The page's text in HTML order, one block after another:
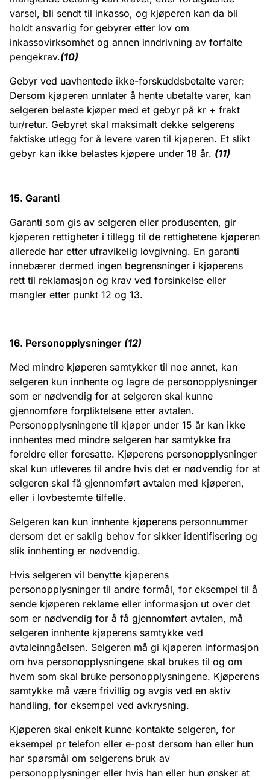
varsel, bli sendt til inkasso, og kjøperen kan da bli
holdt ansvarlig for gebyrer etter lov om
inkassovirksomhet og annen inndrivning av forfalte
pengekrav.(10)
Gebyr ved uavhentede ikke-forskuddsbetalte varer:
Dersom kjøperen unnlater å hente ubetalte varer, kan
selgeren belaste kjøper med et gebyr på kr + frakt
tur/retur. Gebyret skal maksimalt dekke selgerens
faktiske utlegg for å levere varen til kjøperen. Et slikt
gebyr kan ikke belastes kjøpere under 18 år. (11)
15. Garanti
Garanti som gis av selgeren eller produsenten, gir
kjøperen rettigheter i tillegg til de rettighetene kjøperen
allerede har etter ufravikelig lovgivning. En garanti
innebærer dermed ingen begrensninger i kjøperens
rett til reklamasjon og krav ved forsinkelse eller
mangler etter punkt 12 og 13.
16. Personopplysninger (12)
Med mindre kjøperen samtykker til noe annet, kan
selgeren kun innhente og lagre de personopplysninger
som er nødvendig for at selgeren skal kunne
gjennomføre forpliktelsene etter avtalen.
Personopplysningene til kjøper under 15 år kan ikke
innhentes med mindre selgeren har samtykke fra
foreldre eller foresatte. Kjøperens personopplysninger
skal kun utleveres til andre hvis det er nødvendig for at
selgeren skal få gjennomført avtalen med kjøperen,
eller i lovbestemte tilfelle.
Selgeren kan kun innhente kjøperens personnummer
dersom det er saklig behov for sikker identifisering og
slik innhenting er nødvendig.
Hvis selgeren vil benytte kjøperens
personopplysninger til andre formål, for eksempel til å
sende kjøperen reklame eller informasjon ut over det
som er nødvendig for å få gjennomført avtalen, må
selgeren innhente kjøperens samtykke ved
avtaleinngåelsen. Selgeren må gi kjøperen informasjon
om hva personopplysningene skal brukes til og om
hvem som skal bruke personopplysningene. Kjøperens
samtykke må være frivillig og avgis ved en aktiv
handling, for eksempel ved avkrysning.
Kjøperen skal enkelt kunne kontakte selgeren, for
eksempel pr telefon eller e-post dersom han eller hun
har spørsmål om selgerens bruk av
personopplysninger eller hvis han eller hun ønsker at